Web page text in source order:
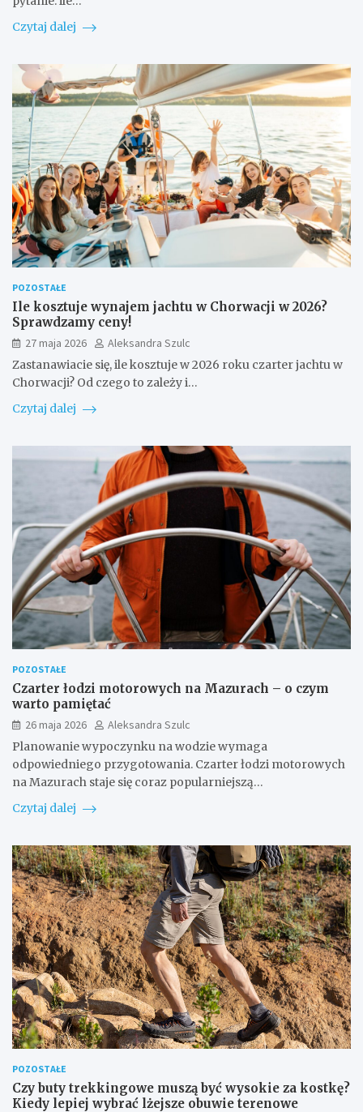
Czytaj dalej
POZOSTAŁE
Ile kosztuje wynajem jachtu w Chorwacji w 2026?
Sprawdzamy ceny!
27 maja 2026
Aleksandra Szulc
Zastanawiacie się, ile kosztuje w 2026 roku czarter jachtu w
Chorwacji? Od czego to zależy i…
Czytaj dalej
POZOSTAŁE
Czarter łodzi motorowych na Mazurach – o czym
warto pamiętać
26 maja 2026
Aleksandra Szulc
Planowanie wypoczynku na wodzie wymaga
odpowiedniego przygotowania. Czarter łodzi motorowych
na Mazurach staje się coraz popularniejszą…
Czytaj dalej
POZOSTAŁE
Czy buty trekkingowe muszą być wysokie za kostkę?
Kiedy lepiej wybrać lżejsze obuwie terenowe